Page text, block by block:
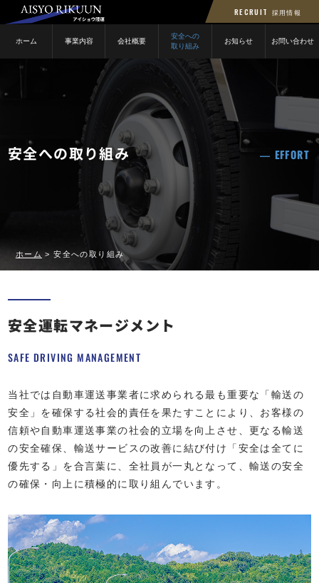
RECRUIT 採用情報
ホーム 事業内容 会社概要
安全への
取り組み
お知らせ お問い合わせ
安全への取り組み EFFORT
ホーム >安全への取り組み
安全運転マネージメント
SAFE DRIVING MANAGEMENT
当社では自動車運送事業者に求められる最も重要な「輸送の
安全」を確保する社会的責任を果たすことにより、お客様の
信頼や自動車運送事業の社会的立場を向上させ、更なる輸送
の安全確保、輸送サービスの改善に結び付け「安全は全てに
優先する」を合言葉に、全社員が一丸となって、輸送の安全
の確保・向上に積極的に取り組んでいます。